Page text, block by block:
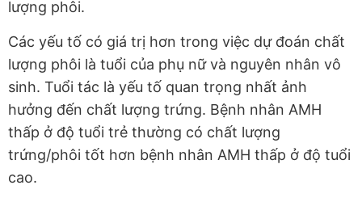
lượng phôi.
Các yếu tố có giá trị hơn trong việc dự đoán chất
lượng phôi là tuổi của phụ nữ và nguyên nhân vô
sinh. Tuổi tác là yếu tố quan trọng nhất ảnh
hưởng đến chất lượng trứng. Bệnh nhân AMH
thấp ở độ tuổi trẻ thường có chất lượng
trứng/phôi tốt hơn bệnh nhân AMH thấp ở độ tuổi
cao.